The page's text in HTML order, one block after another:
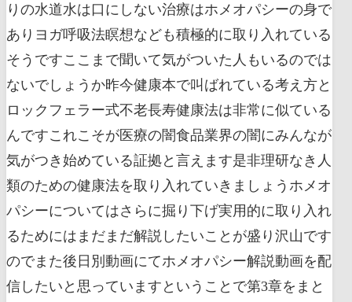
りの水道水は口にしない治療はホメオパシーの身で
ありヨガ呼吸法瞑想なども積極的に取り入れている
そうですここまで聞いて気がついた人もいるのでは
ないでしょうか昨今健康本で叫ばれている考え方と
ロックフェラー式不老長寿健康法は非常に似ている
んですこれこそが医療の闇食品業界の闇にみんなが
気がつき始めている証拠と言えます是非理研なき人
類のための健康法を取り入れていきましょうホメオ
パシーについてはさらに掘り下げ実用的に取り入れ
るためにはまだまだ解説したいことが盛り沢山です
のでまた後日別動画にてホメオパシー解説動画を配
信したいと思っていますということで第3章をまと